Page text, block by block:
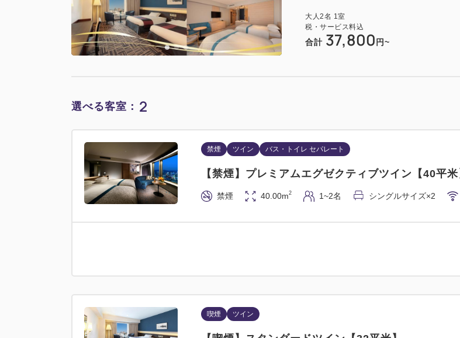
大人2名 1室
税・サービス料込
合計 37,800 円~
選べる客室： 2
禁煙 ツイン バス・トイレ セパレート
【禁煙】プレミアムエグゼクティブツイン【40平米
禁煙 40.00m2 1~2名 シングルサイズ×2
喫煙 ツイン